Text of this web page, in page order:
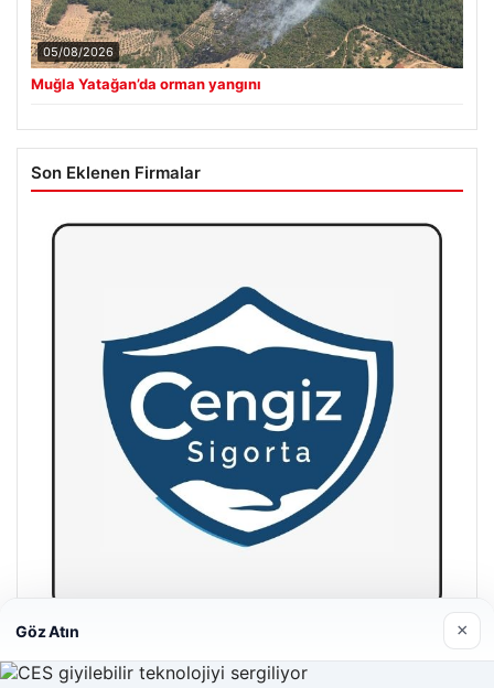
05/08/2026
Muğla Yatağan’da orman yangını
Son Eklenen Firmalar
Hastaş Beton
26/05/2026
Göz Atın ×